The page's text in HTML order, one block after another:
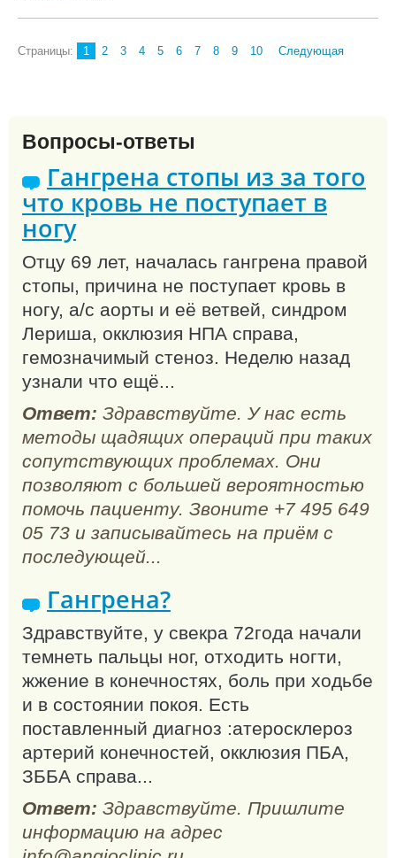
Страницы: 1 2 3 4 5 6 7 8 9 10 Следующая
Вопросы-ответы
Гангрена стопы из за того
что кровь не поступает в
ногу
Отцу 69 лет, началась гангрена правой
стопы, причина не поступает кровь в
ногу, а/с аорты и её ветвей, синдром
Лериша, окклюзия НПА справа,
гемозначимый стеноз. Неделю назад
узнали что ещё...
Ответ: Здравствуйте. У нас есть
методы щадящих операций при таких
сопутствующих проблемах. Они
позволяют с большей вероятностью
помочь пациенту. Звоните +7 495 649
05 73 и записывайтесь на приём с
последующей...
Гангрена?
Здравствуйте, у свекра 72года начали
темнеть пальцы ног, отходить ногти,
жжение в конечностях, боль при ходьбе
и в состоянии покоя. Есть
поставленный диагноз :атеросклероз
артерий конечностей, окклюзия ПБА,
ЗББА справа...
Ответ: Здравствуйте. Пришлите
информацию на адрес